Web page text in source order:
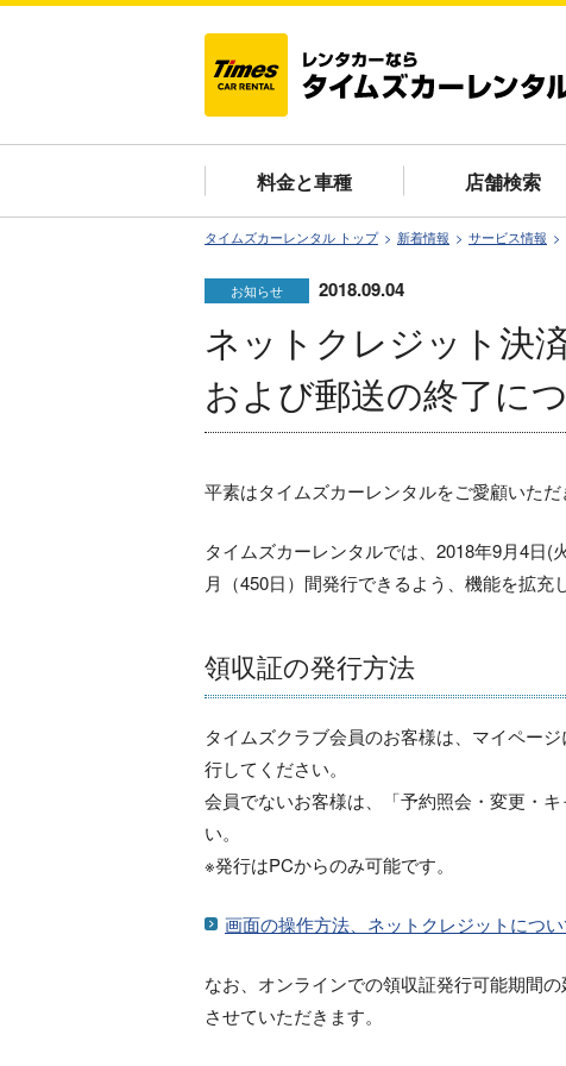
料金と車種 店舗検索
タイムズカーレンタル トップ 新着情報 サービス情報
お知らせ 2018.09.04
ネットクレジット決
および郵送の終了に
平素はタイムズカーレンタルをご愛顧いただ
タイムズカーレンタルでは、2018年9月4日
月（450日）間発行できるよう、機能を拡充
領収証の発行方法
タイムズクラブ会員のお客様は、マイペー
行してください。
会員でないお客様は、「予約照会・変更・
い。
※発行はPCからのみ可能です。
画面の操作方法、ネットクレジットにつ
なお、オンラインでの領収証発行可能期間
させていただきます。